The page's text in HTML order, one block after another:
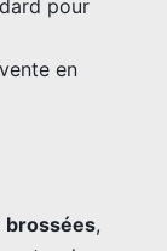
pour
en
brossées,